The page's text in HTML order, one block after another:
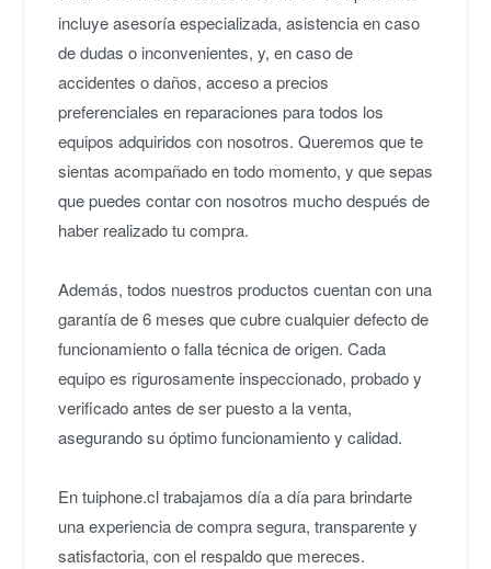
incluye asesoría especializada, asistencia en caso
de dudas o inconvenientes, y, en caso de
accidentes o daños, acceso a precios
preferenciales en reparaciones para todos los
equipos adquiridos con nosotros. Queremos que te
sientas acompañado en todo momento, y que sepas
que puedes contar con nosotros mucho después de
haber realizado tu compra.
Además, todos nuestros productos cuentan con una
garantía de 6 meses que cubre cualquier defecto de
funcionamiento o falla técnica de origen. Cada
equipo es rigurosamente inspeccionado, probado y
verificado antes de ser puesto a la venta,
asegurando su óptimo funcionamiento y calidad.
En tuiphone.cl trabajamos día a día para brindarte
una experiencia de compra segura, transparente y
satisfactoria, con el respaldo que mereces.